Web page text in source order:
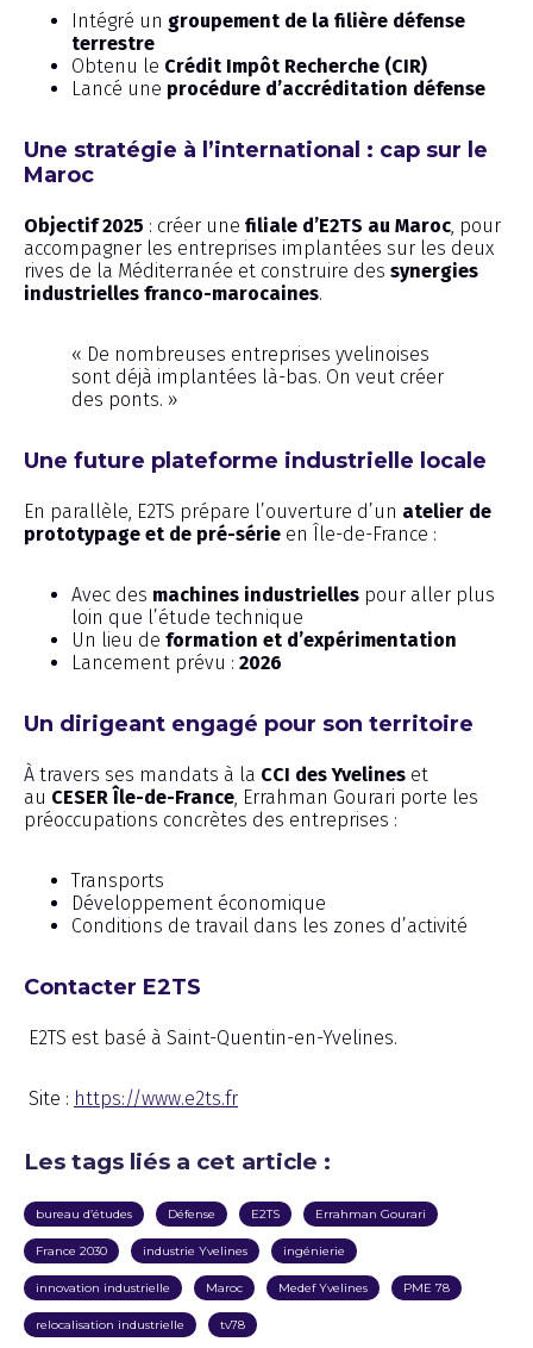
Intégré un groupement de la filière défense
terrestre
Obtenu le Crédit Impôt Recherche (CIR)
Lancé une procédure d’accréditation défense
Une stratégie à l’international : cap sur le
Maroc
Objectif 2025 : créer une filiale d’E2TS au Maroc , pour
accompagner les entreprises implantées sur les deux
rives de la Méditerranée et construire des synergies
industrielles franco-marocaines.
« De nombreuses entreprises yvelinoises
sont déjà implantées là-bas. On veut créer
des ponts. »
Une future plateforme industrielle locale
En parallèle, E2TS prépare l’ouverture d’un atelier de
prototypage et de pré-série en Île-de-France :
Avec des machines industrielles pour aller plus
loin que l’étude technique
Un lieu de formation et d’expérimentation
Lancement prévu : 2026
Un dirigeant engagé pour son territoire
À travers ses mandats à la CCI des Yvelines et
au CESER Île-de-France , Errahman Gourari porte les
préoccupations concrètes des entreprises :
Transports
Développement économique
Conditions de travail dans les zones d’activité
Contacter E2TS
E2TS est basé à Saint-Quentin-en-Yvelines.
Site : https://www.e2ts.fr
Les tags liés a cet article :
bureau d’études Défense E2TS Errahman Gourari
France 2030 industrie Yvelines ingénierie
innovation industrielle Maroc Medef Yvelines PME 78
relocalisation industrielle tv78